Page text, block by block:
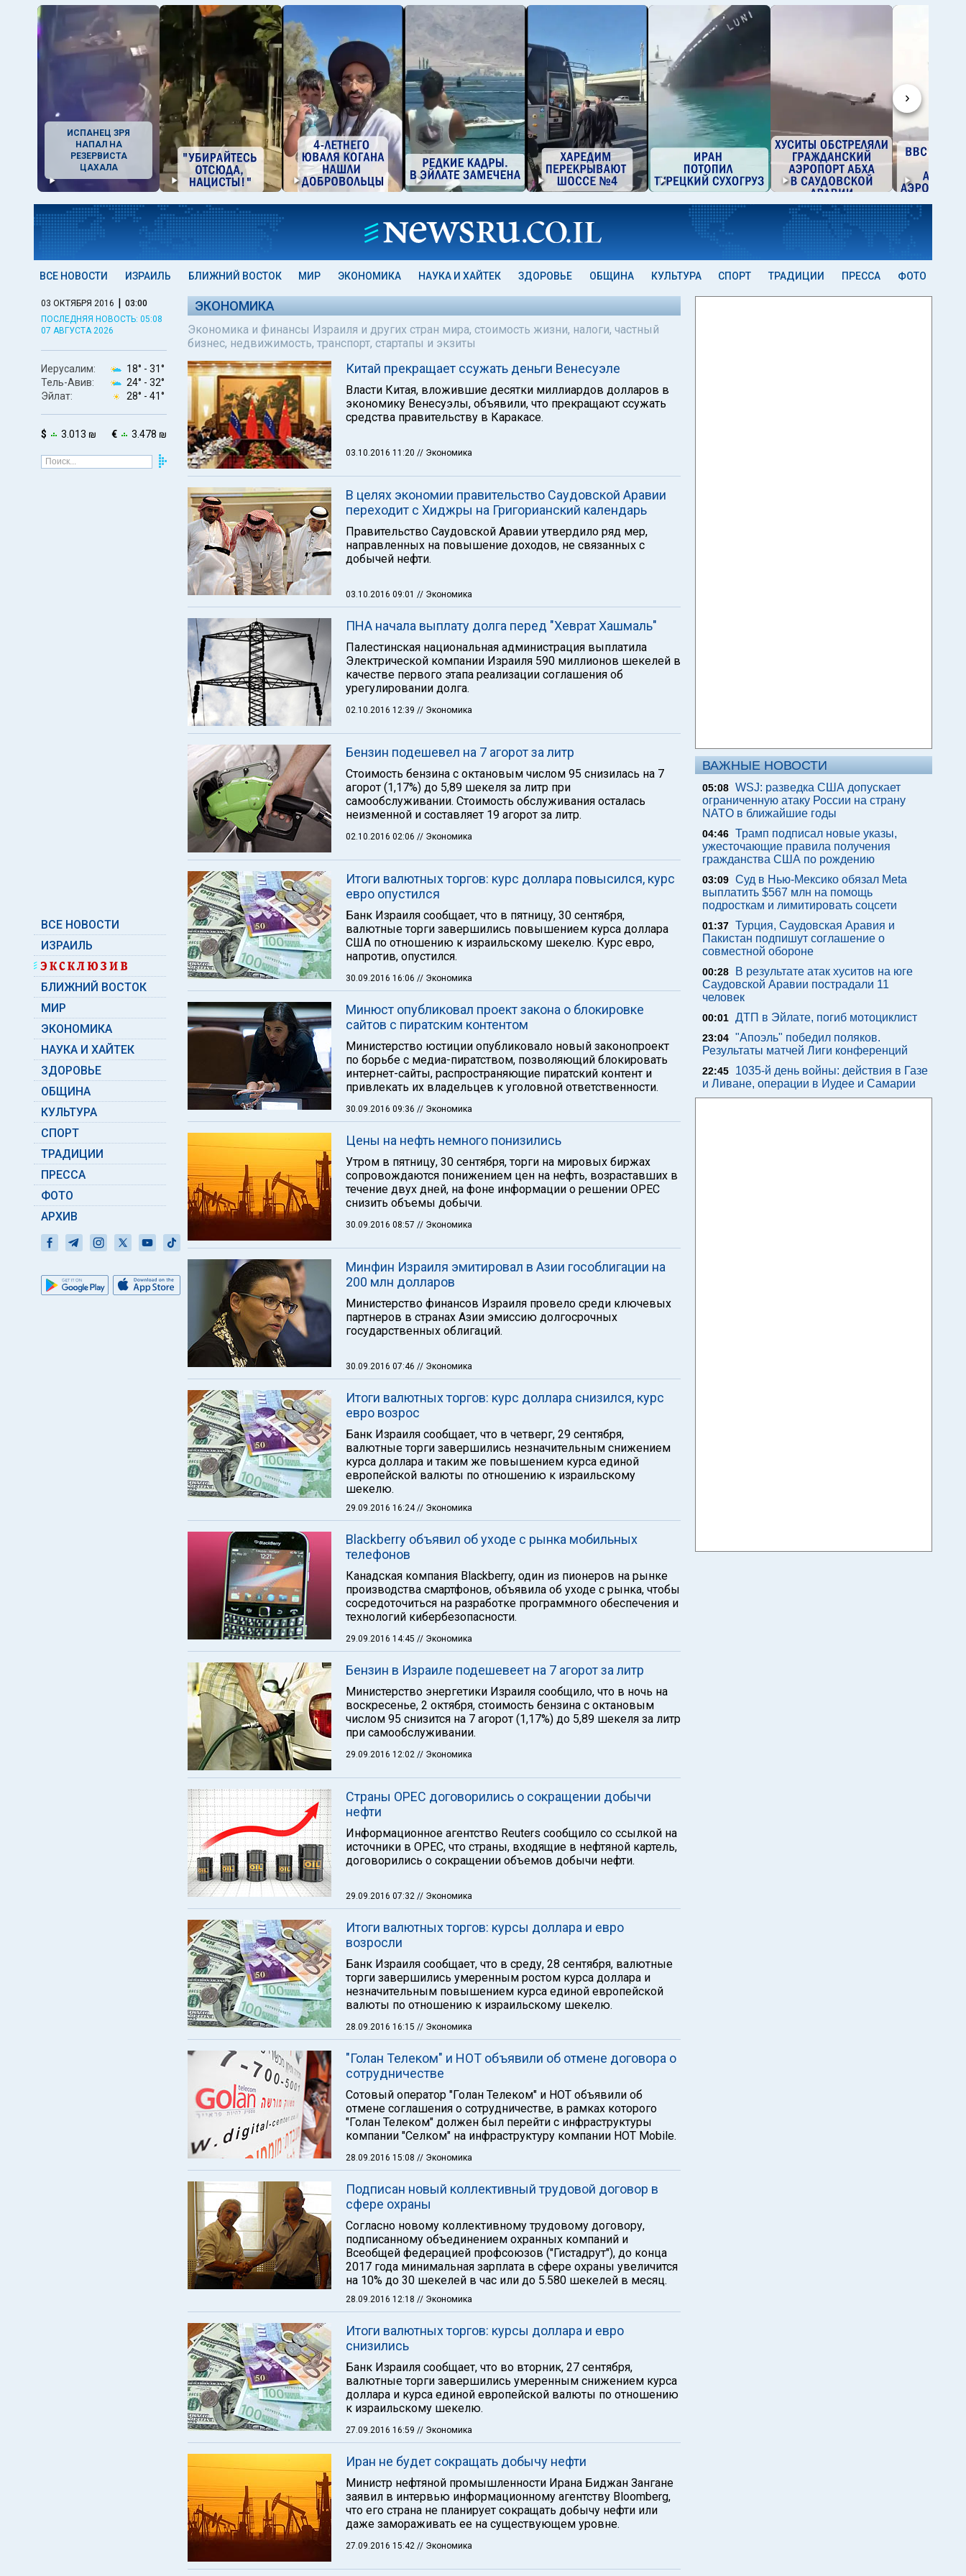
›
ИСПАНЕЦ ЗРЯ
НАПАЛ НА
РЕЗЕРВИСТА
ЦАХАЛА
ВСЕ НОВОСТИ ИЗРАИЛЬ БЛИЖНИЙ ВОСТОК МИР ЭКОНОМИКА НАУКА И ХАЙТЕК ЗДОРОВЬЕ ОБЩИНА КУЛЬТУРА СПОРТ ТРАДИЦИИ ПРЕССА ФОТО
03 ОКТЯБРЯ 2016 | 03:00
ПОСЛЕДНЯЯ НОВОСТЬ: 05:08
07 АВГУСТА 2026
Иерусалим: 18° - 31°
Тель-Авив:
24° - 32°
Эйлат:
28° - 41°
$ 3.013 ₪ € 3.478 ₪
ВСЕ НОВОСТИ
ИЗРАИЛЬ
БЛИЖНИЙ ВОСТОК
МИР
ЭКОНОМИКА
НАУКА И ХАЙТЕК
ЗДОРОВЬЕ
ОБЩИНА
КУЛЬТУРА
СПОРТ
ТРАДИЦИИ
ПРЕССА
ФОТО
АРХИВ
ЭКОНОМИКА
Экономика и финансы Израиля и других стран мира, стоимость жизни, налоги, частный
бизнес, недвижимость, транспорт, стартапы и экзиты
Китай прекращает ссужать деньги Венесуэле
Власти Китая, вложившие десятки миллиардов долларов в
экономику Венесуэлы, объявили, что прекращают ссужать
средства правительству в Каракасе.
03.10.2016 11:20 // Экономика
В целях экономии правительство Саудовской Аравии
переходит с Хиджры на Григорианский календарь
Правительство Саудовской Аравии утвердило ряд мер,
направленных на повышение доходов, не связанных с
добычей нефти.
03.10.2016 09:01 // Экономика
ПНА начала выплату долга перед "Хеврат Хашмаль"
Палестинская национальная администрация выплатила
Электрической компании Израиля 590 миллионов шекелей в
качестве первого этапа реализации соглашения об
урегулировании долга.
02.10.2016 12:39 // Экономика
Бензин подешевел на 7 агорот за литр
Стоимость бензина с октановым числом 95 снизилась на 7
агорот (1,17%) до 5,89 шекеля за литр при
самообслуживании. Стоимость обслуживания осталась
неизменной и составляет 19 агорот за литр.
02.10.2016 02:06 // Экономика
Итоги валютных торгов: курс доллара повысился, курс
евро опустился
Банк Израиля сообщает, что в пятницу, 30 сентября,
валютные торги завершились повышением курса доллара
США по отношению к израильскому шекелю. Курс евро,
напротив, опустился.
30.09.2016 16:06 // Экономика
Минюст опубликовал проект закона о блокировке
сайтов с пиратским контентом
Министерство юстиции опубликовало новый законопроект
по борьбе с медиа-пиратством, позволяющий блокировать
интернет-сайты, распространяющие пиратский контент и
привлекать их владельцев к уголовной ответственности.
30.09.2016 09:36 // Экономика
Цены на нефть немного понизились
Утром в пятницу, 30 сентября, торги на мировых биржах
сопровождаются понижением цен на нефть, возраставших в
течение двух дней, на фоне информации о решении ОРЕС
снизить объемы добычи.
30.09.2016 08:57 // Экономика
Минфин Израиля эмитировал в Азии гособлигации на
200 млн долларов
Министерство финансов Израиля провело среди ключевых
партнеров в странах Азии эмиссию долгосрочных
государственных облигаций.
30.09.2016 07:46 // Экономика
Итоги валютных торгов: курс доллара снизился, курс
евро возрос
Банк Израиля сообщает, что в четверг, 29 сентября,
валютные торги завершились незначительным снижением
курса доллара и таким же повышением курса единой
европейской валюты по отношению к израильскому
шекелю.
29.09.2016 16:24// Экономика
Blackberry объявил об уходе с рынка мобильных
телефонов
Канадская компания Blackberry, один из пионеров на рынке
производства смартфонов, объявила об уходе с рынка, чтобы
сосредоточиться на разработке программного обеспечения и
технологий кибербезопасности.
29.09.2016 14:45 // Экономика
Бензин в Израиле подешевеет на 7 агорот за литр
Министерство энергетики Израиля сообщило, что в ночь на
воскресенье, 2 октября, стоимость бензина с октановым
числом 95 снизится на 7 агорот (1,17%) до 5,89 шекеля за литр
при самообслуживании.
29.09.2016 12:02 // Экономика
Страны OPEC договорились о сокращении добычи
нефти
Информационное агентство Reuters сообщило со ссылкой на
источники в OPEC, что страны, входящие в нефтяной картель,
договорились о сокращении объемов добычи нефти.
29.09.2016 07:32 // Экономика
Итоги валютных торгов: курсы доллара и евро
возросли
Банк Израиля сообщает, что в среду, 28 сентября, валютные
торги завершились умеренным ростом курса доллара и
незначительным повышением курса единой европейской
валюты по отношению к израильскому шекелю.
28.09.2016 16:15 // Экономика
"Голан Телеком" и HOT объявили об отмене договора о
сотрудничестве
Сотовый оператор "Голан Телеком" и HOT объявили об
отмене соглашения о сотрудничестве, в рамках которого
"Голан Телеком" должен был перейти с инфраструктуры
компании "Селком" на инфраструктуру компании HOT Mobile.
28.09.2016 15:08 // Экономика
Подписан новый коллективный трудовой договор в
сфере охраны
Согласно новому коллективному трудовому договору,
подписанному объединением охранных компаний и
Всеобщей федерацией профсоюзов ("Гистадрут"), до конца
2017 года минимальная зарплата в сфере охраны увеличится
на 10% до 30 шекелей в час или до 5.580 шекелей в месяц.
28.09.2016 12:18 // Экономика
Итоги валютных торгов: курсы доллара и евро
снизились
Банк Израиля сообщает, что во вторник, 27 сентября,
валютные торги завершились умеренным снижением курса
доллара и курса единой европейской валюты по отношению
к израильскому шекелю.
27.09.2016 16:59 // Экономика
Иран не будет сокращать добычу нефти
Министр нефтяной промышленности Ирана Биджан Зангане
заявил в интервью информационному агентству Bloomberg,
что его страна не планирует сокращать добычу нефти или
даже замораживать ее на существующем уровне.
27.09.2016 15:42 // Экономика
ВАЖНЫЕ НОВОСТИ
05:08 WSJ: разведка США допускает
ограниченную атаку России на страну
NATO в ближайшие годы
04:46 Трамп подписал новые указы,
ужесточающие правила получения
гражданства США по рождению
03:09 Суд в Нью-Мексико обязал Meta
выплатить $567 млн на помощь
подросткам и лимитировать соцсети
01:37 Турция, Саудовская Аравия и
Пакистан подпишут соглашение о
совместной обороне
00:28
В результате атак хуситов на юге
Саудовской Аравии пострадали 11
человек
00:01 ДТП в Эйлате, погиб мотоциклист
23:04 "Апоэль" победил поляков.
Результаты матчей Лиги конференций
22:45
1035-й день войны: действия в Газе
и Ливане, операции в Иудее и Самарии